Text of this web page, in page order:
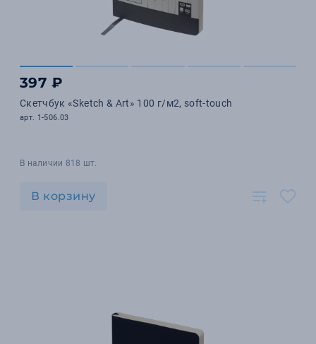
397 ₽
Скетчбук «Sketch & Art» 100 г/м2, soft-touch
арт. 1-506.03
В наличии 818 шт.
В корзину